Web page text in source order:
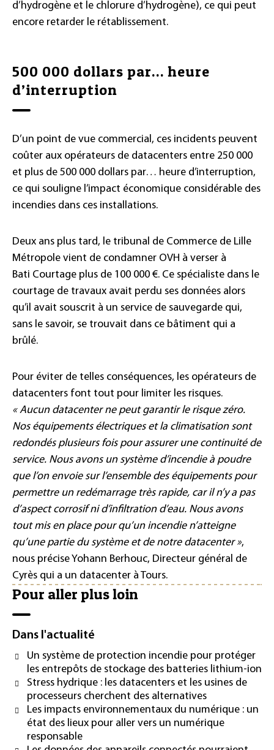
d’hydrogène et le chlorure d’hydrogène), ce qui peut
encore retarder le rétablissement.
500 000 dollars par… heure
d’interruption
D’un point de vue commercial, ces incidents peuvent
coûter aux opérateurs de datacenters entre 250 000
et plus de 500 000 dollars par… heure d’interruption,
ce qui souligne l’impact économique considérable des
incendies dans ces installations.
Deux ans plus tard, le tribunal de Commerce de Lille
Métropole vient de condamner OVH à verser à
Bati Courtage plus de 100 000 €. Ce spécialiste dans le
courtage de travaux avait perdu ses données alors
qu’il avait souscrit à un service de sauvegarde qui,
sans le savoir, se trouvait dans ce bâtiment qui a
brûlé.
Pour éviter de telles conséquences, les opérateurs de
datacenters font tout pour limiter les risques.
« Aucun datacenter ne peut garantir le risque zéro.
Nos équipements électriques et la climatisation sont
redondés plusieurs fois pour assurer une continuité de
service. Nous avons un système d’incendie à poudre
que l’on envoie sur l’ensemble des équipements pour
permettre un redémarrage très rapide, car il n’y a pas
d’aspect corrosif ni d’infiltration d’eau. Nous avons
tout mis en place pour qu’un incendie n’atteigne
qu’une partie du système et de notre datacenter »,
nous précise Yohann Berhouc, Directeur général de
Cyrès qui a un datacenter à Tours.
Pour aller plus loin
Dans l'actualité
Un système de protection incendie pour protéger
les entrepôts de stockage des batteries lithium-ion
Stress hydrique : les datacenters et les usines de
processeurs cherchent des alternatives
Les impacts environnementaux du numérique : un
état des lieux pour aller vers un numérique
responsable